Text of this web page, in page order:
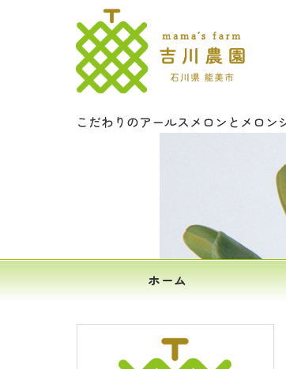
こだわりのアールスメロンとメロン
ホーム